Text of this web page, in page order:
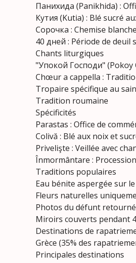
Панихида (Panikhida) :
Кутия (Kutia) : Blé sucré
Сорочка : Chemise
40 дней : Période de deuil
Chants liturgiques
"Упокой Господи" (Pokoy
Chœur a cappella :
Tropaire spécifique au
Tradition roumaine
Spécificités
Parastas : Office de
Colivă : Blé aux noix et
Privelişte : Veillée avec
Înmormântare :
Traditions populaires
Eau bénite aspergée sur
Fleurs naturelles
Photos du défunt
Miroirs couverts pendant
Destinations de
Grèce (35% des
Principales destinations